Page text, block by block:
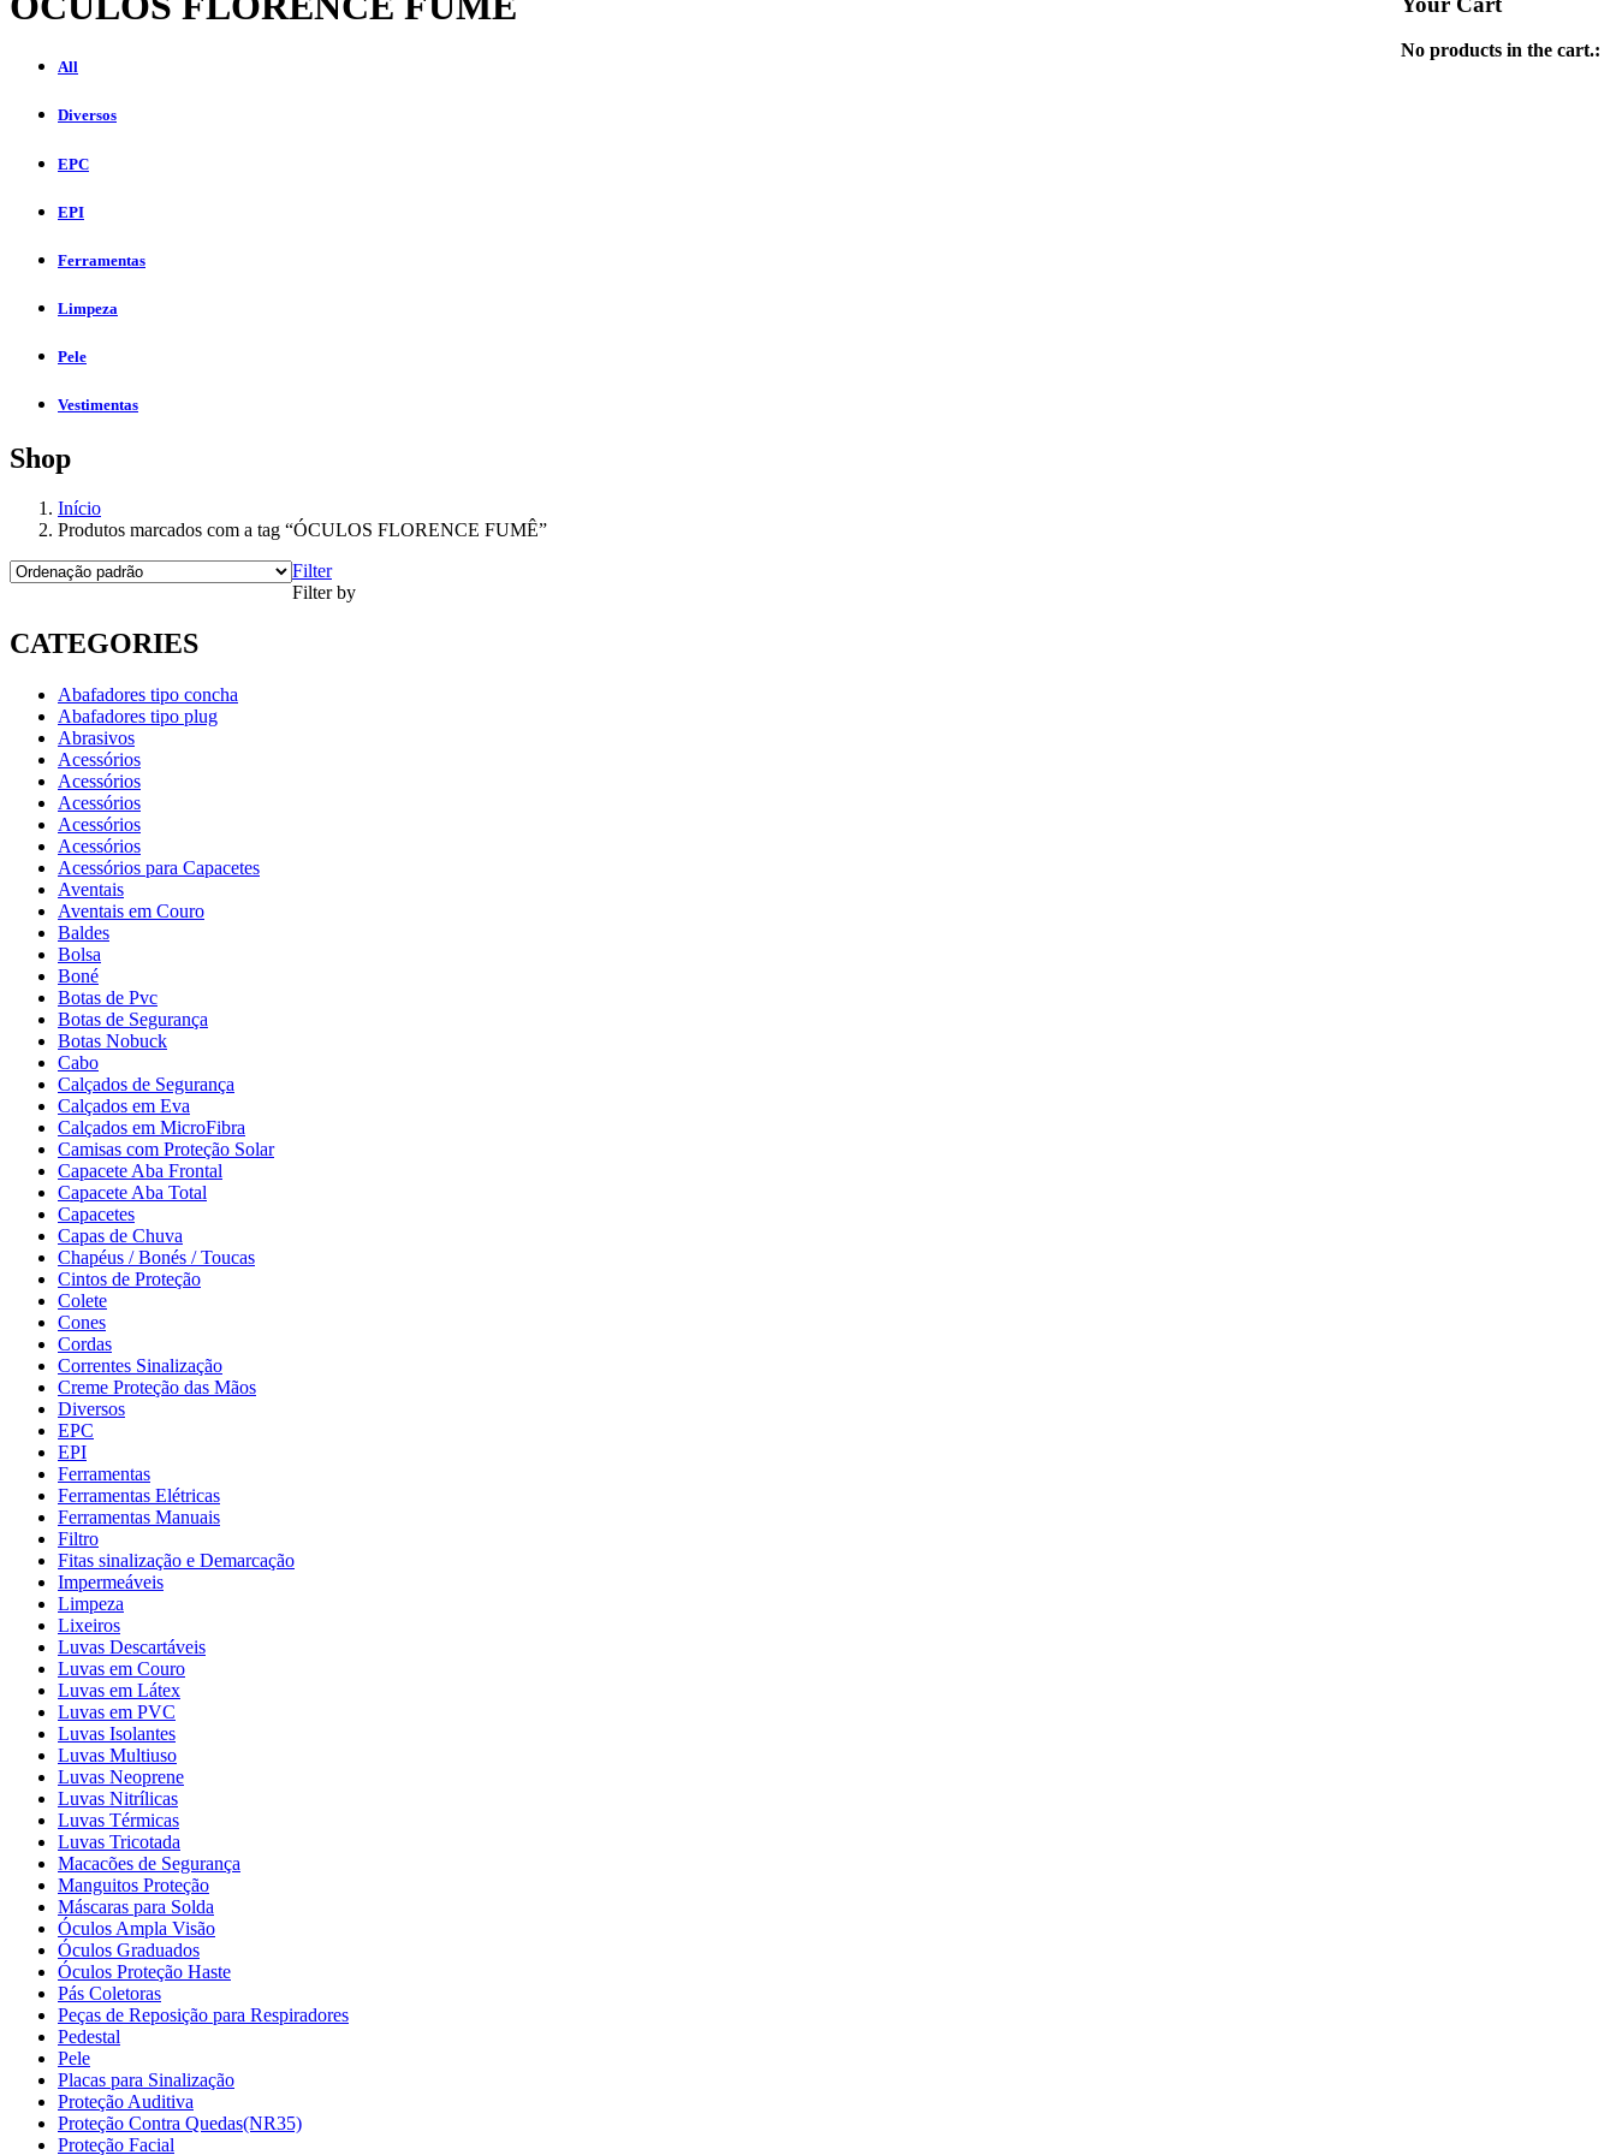
No products in the cart.:
All
Diversos
EPC
EPI
Ferramentas
Limpeza
Pele
Vestimentas
Shop
Início
Produtos marcados com a tag “ÓCULOS FLORENCE FUMÊ”
Filter
Filter by
CATEGORIES
Abafadores tipo concha
Abafadores tipo plug
Abrasivos
Acessórios
Acessórios
Acessórios
Acessórios
Acessórios
Acessórios para Capacetes
Aventais
Aventais em Couro
Baldes
Bolsa
Boné
Botas de Pvc
Botas de Segurança
Botas Nobuck
Cabo
Calçados de Segurança
Calçados em Eva
Calçados em MicroFibra
Camisas com Proteção Solar
Capacete Aba Frontal
Capacete Aba Total
Capacetes
Capas de Chuva
Chapéus / Bonés / Toucas
Cintos de Proteção
Colete
Cones
Cordas
Correntes Sinalização
Creme Proteção das Mãos
Diversos
EPC
EPI
Ferramentas
Ferramentas Elétricas
Ferramentas Manuais
Filtro
Fitas sinalização e Demarcação
Impermeáveis
Limpeza
Lixeiros
Luvas Descartáveis
Luvas em Couro
Luvas em Látex
Luvas em PVC
Luvas Isolantes
Luvas Multiuso
Luvas Neoprene
Luvas Nitrílicas
Luvas Térmicas
Luvas Tricotada
Macacões de Segurança
Manguitos Proteção
Máscaras para Solda
Óculos Ampla Visão
Óculos Graduados
Óculos Proteção Haste
Pás Coletoras
Peças de Reposição para Respiradores
Pedestal
Pele
Placas para Sinalização
Proteção Auditiva
Proteção Contra Quedas(NR35)
Proteção Facial